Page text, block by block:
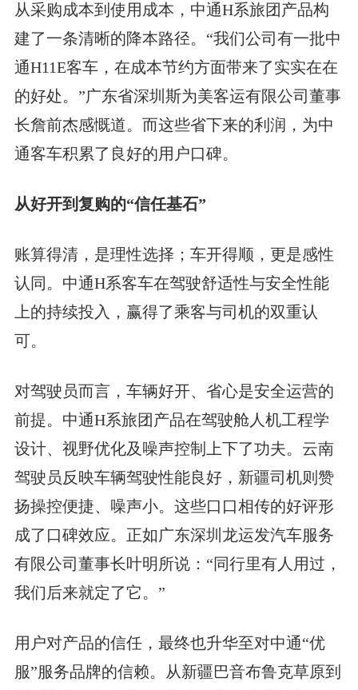
从采购成本到使用成本，中通H系旅团产品构
建了一条清晰的降本路径。“我们公司有一批中
通H11E客车，在成本节约方面带来了实实在在
的好处。”广东省深圳斯为美客运有限公司董事
长詹前杰感慨道。而这些省下来的利润，为中
通客车积累了良好的用户口碑。
从好开到复购的“信任基石”
账算得清，是理性选择；车开得顺，更是感性
认同。中通H系客车在驾驶舒适性与安全性能
上的持续投入，赢得了乘客与司机的双重认
可。
对驾驶员而言，车辆好开、省心是安全运营的
前提。中通H系旅团产品在驾驶舱人机工程学
设计、视野优化及噪声控制上下了功夫。云南
驾驶员反映车辆驾驶性能良好，新疆司机则赞
扬操控便捷、噪声小。这些口口相传的好评形
成了口碑效应。正如广东深圳龙运发汽车服务
有限公司董事长叶明所说：“同行里有人用过，
我们后来就定了它。”
用户对产品的信任，最终也升华至对中通“优
服”服务品牌的信赖。从新疆巴音布鲁克草原到